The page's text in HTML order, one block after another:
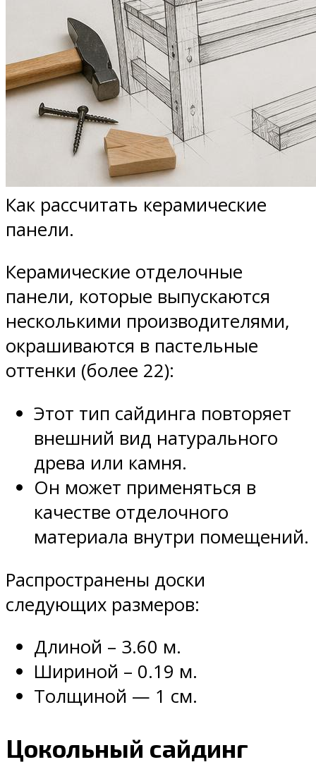
Как рассчитать керамические
панели.
Керамические отделочные
панели, которые выпускаются
несколькими производителями,
окрашиваются в пастельные
оттенки (более 22):
Этот тип сайдинга повторяет
внешний вид натурального
древа или камня.
Он может применяться в
качестве отделочного
материала внутри помещений.
Распространены доски
следующих размеров:
Длиной – 3.60 м.
Шириной – 0.19 м.
Толщиной — 1 см.
Цокольный сайдинг